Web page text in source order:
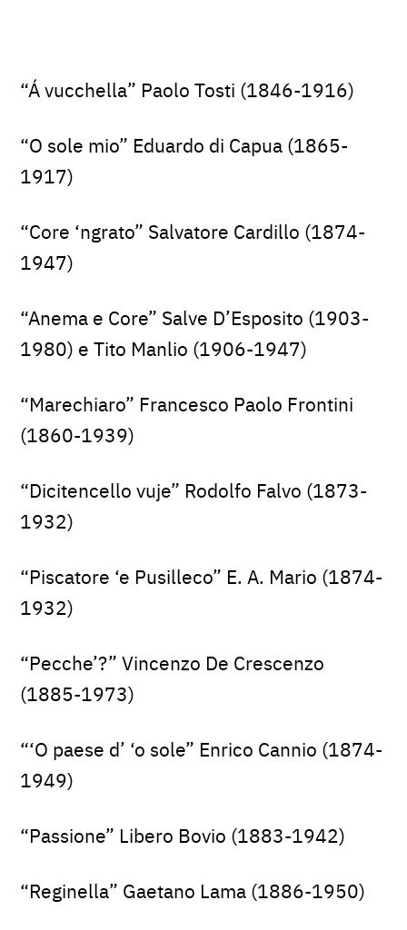
“Á vucchella” Paolo Tosti (1846-1916)
“O sole mio” Eduardo di Capua (1865-
1917)
“Core ‘ngrato” Salvatore Cardillo (1874-
1947)
“Anema e Core” Salve D’Esposito (1903-
1980) e Tito Manlio (1906-1947)
“Marechiaro” Francesco Paolo Frontini
(1860-1939)
“Dicitencello vuje” Rodolfo Falvo (1873-
1932)
“Piscatore ‘e Pusilleco” E. A. Mario (1874-
1932)
“Pecche’?” Vincenzo De Crescenzo
(1885-1973)
“‘O paese d’ ‘o sole” Enrico Cannio (1874-
1949)
“Passione” Libero Bovio (1883-1942)
“Reginella” Gaetano Lama (1886-1950)